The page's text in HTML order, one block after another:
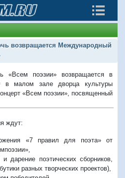
возвращается Международный
«Всем поэзии» возвращается в
малом зале дворца культуры
«Всем поэзии», посвященный
ждут:
«7 правил для поэта» от
дарение поэтических сборников,
разных творческих проектов),